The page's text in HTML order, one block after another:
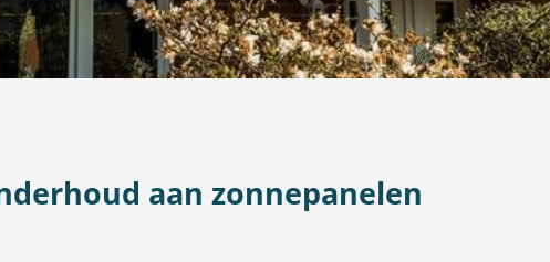
aan zonnepanelen